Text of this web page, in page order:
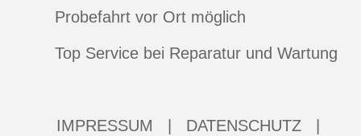
Probefahrt vor Ort möglich
Top Service bei Reparatur und Wartung
IMPRESSUM DATENSCHUTZ